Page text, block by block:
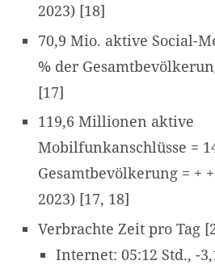
2023) [18]
70,9 Mio. aktive Social-
% der
[17]
119,6 Millionen aktive
Mobilfunkanschlüsse =
Gesamtbevölkerung = +
2023) [17, 18]
Verbrachte Zeit pro Tag
Internet: 05:12 Std., -